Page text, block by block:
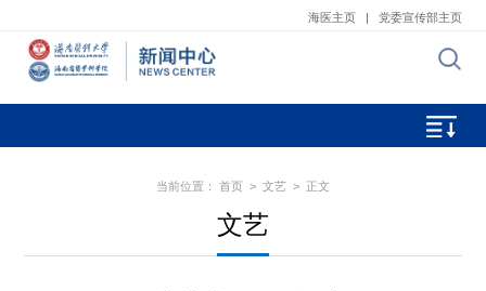
海医主页 | 党委宣传部主页
当前位置： 首页 > 文艺 > 正文
文艺